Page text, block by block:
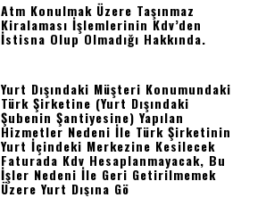
Atm Konulmak Üzere Taşınmaz
Kiralaması İşlemlerinin Kdv’den
İstisna Olup Olmadığı Hakkında.
Yurt Dışındaki Müşteri Konumundaki
Türk Şirketine (yurt Dışındaki
Şubenin Şantiyesine) Yapılan
Hizmetler Nedeni İle Türk Şirketinin
Yurt İçindeki Merkezine Kesilecek
Faturada Kdv Hesaplanmayacak, Bu
İşler Nedeni İle Geri Getirilmemek
Üzere Yurt Dışına Gö